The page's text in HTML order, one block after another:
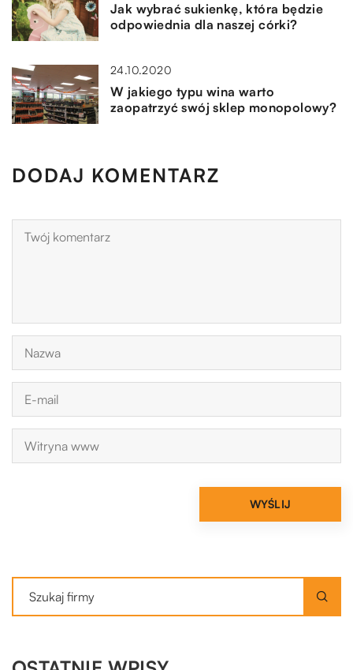
Jak wybrać sukienkę, która będzie
odpowiednia dla naszej córki?
24.10.2020
W jakiego typu wina warto
zaopatrzyć swój sklep monopolowy?
DODAJ KOMENTARZ